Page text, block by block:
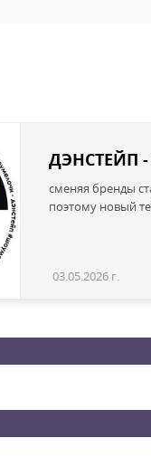
ДЭНСТЕЙП -
сменяя бренды
поэтому новый
03.05.2026 г.